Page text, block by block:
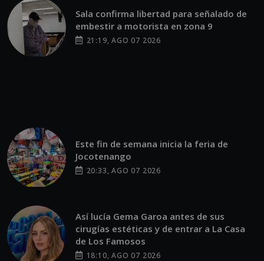
Sala confirma libertad para señalado de
embestir a motorista en zona 9
21:19, AGO 07 2026
Este fin de semana inicia la feria de
Jocotenango
20:33, AGO 07 2026
Así lucía Gema Garoa antes de sus
cirugías estéticas y de entrar a La Casa
de Los Famosos
18:10, AGO 07 2026